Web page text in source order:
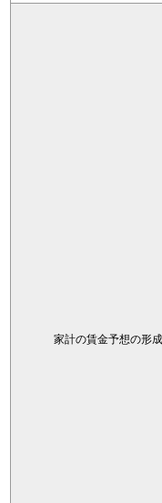
家計の賃金予想の形